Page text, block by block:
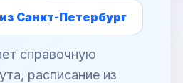
Санкт-Петербург
справочную
расписание из